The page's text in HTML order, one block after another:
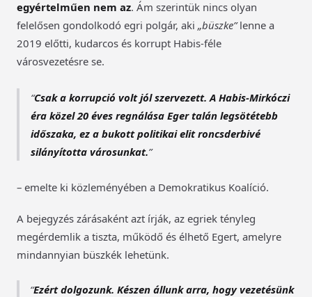
egyértelműen nem az. Ám szerintük nincs olyan
felelősen gondolkodó egri polgár, aki „büszke”lenne a
2019 előtti, kudarcos és korrupt Habis-féle
városvezetésre se.
Csak a korrupció volt jól szervezett. A Habis-Mirkóczi
éra közel 20 éves regnálása Eger talán legsötétebb
időszaka, ez a bukott politikai elit roncsderbivé
silányította városunkat.
– emelte ki közleményében a Demokratikus Koalíció.
A bejegyzés zárásaként azt írják, az egriek tényleg
megérdemlik a tiszta, működő és élhető Egert, amelyre
mindannyian büszkék lehetünk.
Ezért dolgozunk. Készen állunk arra, hogy vezetésünk